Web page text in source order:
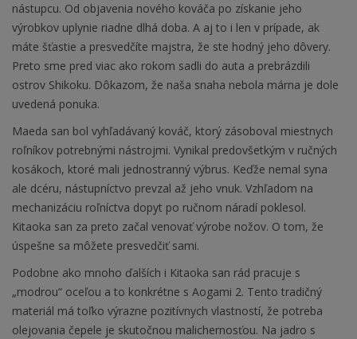
nástupcu. Od objavenia nového kováča po získanie jeho
výrobkov uplynie riadne dlhá doba. A aj to i len v prípade, ak
máte šťastie a presvedčíte majstra, že ste hodný jeho dôvery.
Preto sme pred viac ako rokom sadli do auta a prebrázdili
ostrov Shikoku. Dôkazom, že naša snaha nebola márna je dole
uvedená ponuka.
Maeda san bol vyhľadávaný kováč, ktorý zásoboval miestnych
roľníkov potrebnými nástrojmi. Vynikal predovšetkým v ručných
kosákoch, ktoré mali jednostranný výbrus. Keďže nemal syna
ale dcéru, nástupníctvo prevzal až jeho vnuk. Vzhľadom na
mechanizáciu roľníctva dopyt po ručnom náradí poklesol.
Kitaoka san za preto začal venovať výrobe nožov. O tom, že
úspešne sa môžete presvedčiť sami.
Podobne ako mnoho ďalších i Kitaoka san rád pracuje s
„modrou“ oceľou a to konkrétne s Aogami 2. Tento tradičný
materiál má toľko výrazne pozitívnych vlastností, že potreba
olejovania čepele je skutočnou malichernosťou. Na jadro s